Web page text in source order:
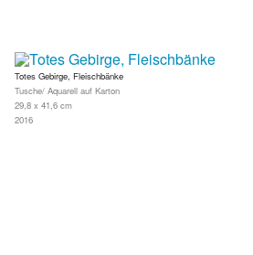
Totes Gebirge, Fleischbänke
Tusche/ Aquarell auf Karton
29,8 x 41,6 cm
2016